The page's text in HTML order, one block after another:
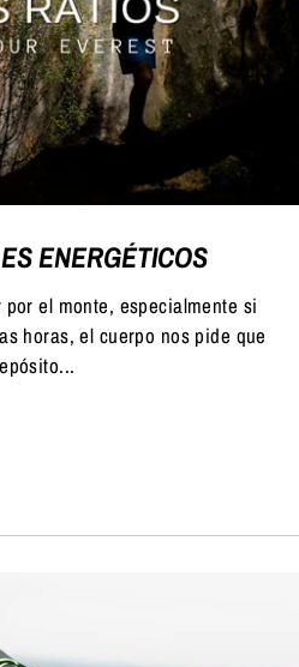
ENERGÉTICOS
el monte, especialmente si
horas, el cuerpo nos pide que